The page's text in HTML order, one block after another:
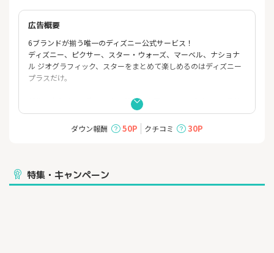
広告概要
6ブランドが揃う唯一のディズニー公式サービス！
ディズニー、ピクサー、スター・ウォーズ、マーベル、ナショナ
ル ジオグラフィック、スターをまとめて楽しめるのはディズニー
プラスだけ。
新作を含む映画・動画を高画質、高音質でマルチデバイスで見放
題！
豊富な映画やテレビシリーズなどをいつでもどこでも誰でも楽し
★テレビ、スマホ、タブレット、PCなど最大4台までご登録が可
能
ダウン報酬 50P クチコミ 30P
特集・キャンペーン